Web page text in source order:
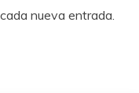
nueva entrada.